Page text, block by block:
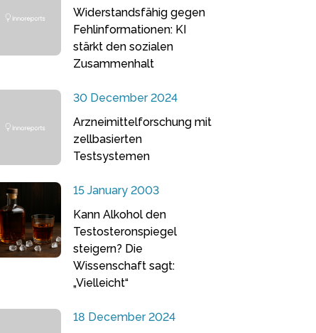
Widerstandsfähig gegen
Fehlinformationen: KI
stärkt den sozialen
Zusammenhalt
30 December 2024
Arzneimittelforschung mit
zellbasierten
Testsystemen
15 January 2003
Kann Alkohol den
Testosteronspiegel
steigern? Die
Wissenschaft sagt:
„Vielleicht“
18 December 2024